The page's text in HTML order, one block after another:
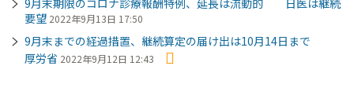
要望 2022年9月13日 17:50
9月末までの経過措置、継続算定の届け出は10月14日まで
厚労省 2022年9月12日 12:43